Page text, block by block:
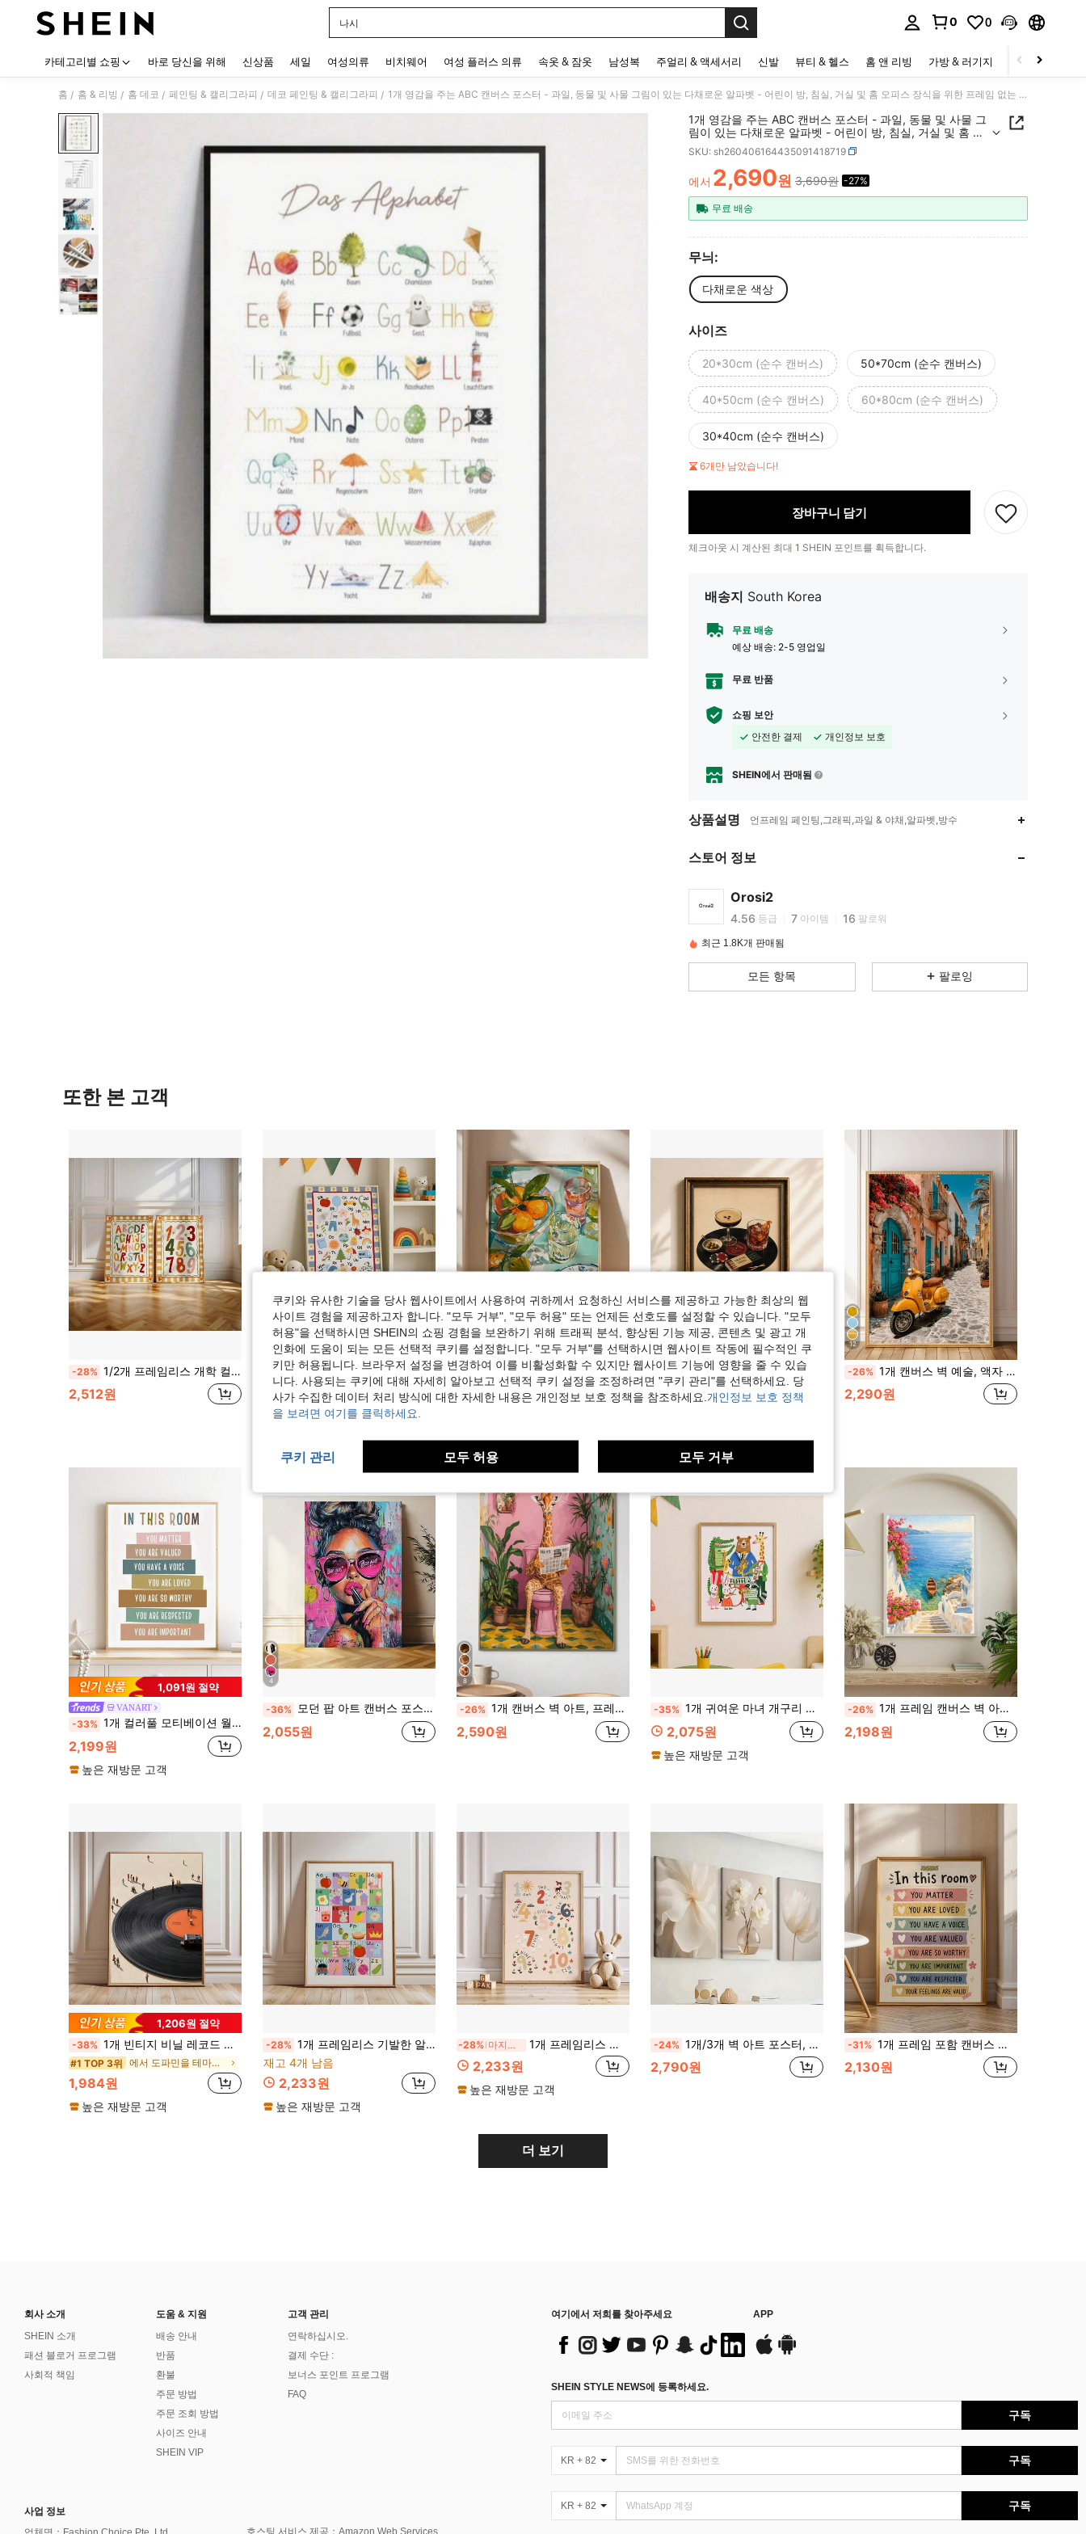
나시
0 0
카테고리별 쇼핑 바로 당신을 위해 신상품 세일 여성의류 비치웨어 여성 플러스 의류 속옷 & 잠옷 남성복 주얼리 & 액세서리 신발 뷰티 & 헬스 홈 앤 리빙 가방 & 러기지 스포츠 & 아웃
홈 / 홈 & 리빙 / 홈 데코 / 페인팅 & 캘리그라피 / 데코 페인팅 & 캘리그라피 / 1개 영감을 주는 ABC 캔버스 포스터 - 과일, 동물 및 사물 그림이 있는 다채로운 알파벳 - 어린이 방, 침실, 거실 및 홈 오피스 장식을 위한 프레임 없는 교육용 벽 예술
1개 영감을 주는 ABC 캔버스 포스터 - 과일, 동물 및 사물 그
림이 있는 다채로운 알파벳 - 어린이 방, 침실, 거실 및 홈 오
피스 장식을 위한 프레임 없는 교육용 벽 예술
SKU: sh260406164435091418719
PRICE AND AVAILABILITY
에서 2,690원 3,690원 -27%
무료 배송
무늬:
다채로운 색상
사이즈
20*30cm (순수 캔버스) 50*70cm (순수 캔버스)
40*50cm (순수 캔버스) 60*80cm (순수 캔버스)
30*40cm (순수 캔버스)
6개만 남았습니다!
장바구니 담기
체크아웃 시 계산된 최대 1 SHEIN 포인트를 획득합니다.
배송지 South Korea
무료 배송
예상 배송: 2-5 영업일
무료 반품
쇼핑 보안
안전한 결제
개인정보 보호
SHEIN에서 판매됨
상품설명 언프레임 페인팅,그래픽,과일 & 야채,알파벳,방수
스토어 정보
Orosi2
4.56 7
16
4.56
c***r
4.56 등급 7 아이템 16 팔로워
최근 1.8K개 판매됨
모든 항목 팔로잉
또한 본 고객
-28% 1/2개 프레임리스 개학 컬러풀 알파벳 숫자 프린트 세트, ABC & 123 포스터 컬렉션, 유치원 교육용 벽 아트, 어린이 방 장식, 펑키 포스터, 침실 방 장식, 벽용 프린트, 빈티지 장식, 대학 기숙사 필수품
2,512원
-31% 1개 Abc 알파벳 유아실 벽 아트 몬테소리 교육용 캔버스 프린트 페인팅|다채로운 조기 교육 홈 데코 아이들 놀이방, 침실, 거실 또는 사무실용, 동물 차량 학습 포스터, 그녀를 위한 선물, 무테, 나무 걸이 스크롤 또는 프레임
#7 TOP 3위 기하학 장식화 및 서예
2,147원
-31% 1개 캔버스 벽 예술, 지중해 스타일 주방 포스터, 생생한 과일 디자인, 식당, 주방, 거실, 코티지, 아파트용 소박한 장식. 음식 애호가, 가정 요리사, 예술 애호가, 집들이, 생일 선물에 적합합니다. 가정 장식, 걸 아파트, 방, 거실, 욕실, 휴일 장식에 적합합니다
2,130원
-35% 1개 빈티지 칵테일 포스터 벽 아트 클래식 바 캔버스 프린트 알코올 음료 페인팅 홈 데코 모던 거실 주방 침실 벽 장식 무프레임/프레임/우드 행잉
2,075원
12
-26% 1개 캔버스 벽 예술, 액자 벽 예술, 노란색 오토바이 벽 장식, 이탈리아 스트리트 풍경 포스터, 다채로운 현관 장식, 지중해 스타일 여행 장식, 빈티지 오토바이 사진, 유럽 레트로 예술, 여름 레스토랑 또는 해변 테마 홈 장식, 이탈리아 포스터, 세련된 홈 장식, 방 장식, 기숙사 장식, 침실 장식, 거실 장식, 욕실 장식, 주방 장식, 휴일 선물
2,290원
1,091원 절약
VANART
-33% 1개 컬러풀 모티베이션 월 아트 캔버스 프린트, 가정 장식용
2,199원
높은 재방문 고객
4
-36% 모던 팝 아트 캔버스 포스터 - 핑크 패션 안경을 쓴 멋진 걸, 대담한 핑크, 블루, 레드 그래피티 스타일 벽 장식 - 프레임 없는 현대 미술 프린트, 침실, 거실, 주방, 기숙사 등에 적합, 포스터 벽 예술
2,055원
8
-26% 1개 캔버스 벽 아트, 프레임 장식 페인팅, 포스터, 벽 아트, 재미있는 동물 테마, 욕실에서 신문을 읽는 귀여운 기린 - 캔버스 벽 아트, 현대적인 거실, 침실, 욕실 장식 및 선물에 완벽, 장식 예술 스타일, 현대적인 스타일, 미니멀리스트 스타일, 동물 테마, 가을, 봄
2,590원
-35% 1개 귀여운 마녀 개구리 캔버스 벽 아트 빈티지 두꺼비 마법사 포스터 판타지 마법 프린트 코티지코어 페인팅 고블린코어 그림 다크 아카데믹 장식 미적 침실 거실 홈용 무프레임/프레임/우드 행잉
2,075원
높은 재방문 고객
-26% 1개 프레임 캔버스 벽 아트 프린트, 여름 해변 장식, 다채로운 풍경, 그리스 여행, 그리스 섬, 해안 장식, 부겐빌레아 프린트, 지중해 장식, 건축, 이탈리아 풍경, 실내 장식, 거실 장식, 침실 장식, 기숙사 장식, 아파트 포스터, 선물, 주방 장식, 레스토랑 장식
2,198원
1,206원 절약
-38% 1개 빈티지 비닐 레코드 벽 예술 그림 레트로 음악 미학 프린트 캔버스 그림 다채로운 LP 콜라주 포스터 프레피 기숙사 & 십대 침실 장식 향수를 불러일으키는 바 & 거실 방 장식 음악 애호가를 위한 선물 액자 없음, 나무 걸이 스크롤 또는 액자 있음
#1 TOP 3위 에서 도파민을 테마로 한 컬러 장식 그림 그림 & 서예
1,984원
높은 재방문 고객
-28% 1개 프레임리스 기발한 알파벳 A부터 Z까지 캔버스 벽 아트 - 컬러풀한 ABC 프린트, 놀이방 학습 일러스트레이션, 보육실, 침실, 기숙사, 룸 데코 침실, 침실 장식, 벽 프린트, 빈티지 데코 & 최고의 선물 선택
재고 4개 남음
2,233원
높은 재방문 고객
-28% 마지막 날 1개 프레임리스 카운팅 프린트 어린이 숫자 차트 보육원 벽 예술 침실 기숙사 생일 선물, 룸 데코, 벽 프린트
2,233원
높은 재방문 고객
-24% 1개/3개 벽 아트 포스터, 모던 보헤미안 플로럴 식물 캔버스 프린트, 거실, 침실, 사무실 및 기숙사용 캔버스 벽 장식, 배경 디자인, 선택 가능한 프레임
2,790원
-31% 1개 프레임 포함 캔버스 벽 아트, 마카롱 레인보우 긍정 문구 캔버스 장식, "사랑이 여기 있다" 부드러운 텍스트 행잉 포스터, 보헤미안 스타일 장식 포스터, 현대적인 홈 데코, 룸 데코, 기숙사 데코, 침실 데코, 욕실 데코, 주방 데코, 식당 데코, 거실 데코, 사무실 데코, 학교 데코, 교실 데코, 개학 데코, 가을 데코, 가을 포스터, 방수 포스터에 적합
2,130원
더 보기
회사 소개
SHEIN 소개
패션 블로거 프로그램
사회적 책임
도움 & 지원
배송 안내
반품
환불
주문 방법
주문 조회 방법
사이즈 안내
SHEIN VIP
고객 관리
연락하십시오.
결제 수단 :
보너스 포인트 프로그램
FAQ
사업 정보
여기에서 저희를 찾아주세요 APP
SHEIN STYLE NEWS에 등록하세요.
구독
KR + 82 구독
KR + 82 구독
쿠키와 유사한 기술을 당사 웹사이트에서 사용하여 귀하께서 요청하신 서비스를 제공하고 가능한 최상의 웹
사이트 경험을 제공하고자 합니다. "모두 거부", "모두 허용" 또는 언제든 선호도를 설정할 수 있습니다. "모두
허용"을 선택하시면 SHEIN의 쇼핑 경험을 보완하기 위해 트래픽 분석, 향상된 기능 제공, 콘텐츠 및 광고 개
인화에 도움이 되는 모든 선택적 쿠키를 설정합니다. "모두 거부"를 선택하시면 웹사이트 작동에 필수적인 쿠
키만 허용됩니다. 브라우저 설정을 변경하여 이를 비활성화할 수 있지만 웹사이트 기능에 영향을 줄 수 있습
니다. 사용되는 쿠키에 대해 자세히 알아보고 선택적 쿠키 설정을 조정하려면 "쿠키 관리"를 선택하세요. 당
사가 수집한 데이터 처리 방식에 대한 자세한 내용은 개인정보 보호 정책을 참조하세요. 개인정보 보호 정책
을 보려면 여기를 클릭하세요.
쿠키 관리 모두 허용 모두 거부